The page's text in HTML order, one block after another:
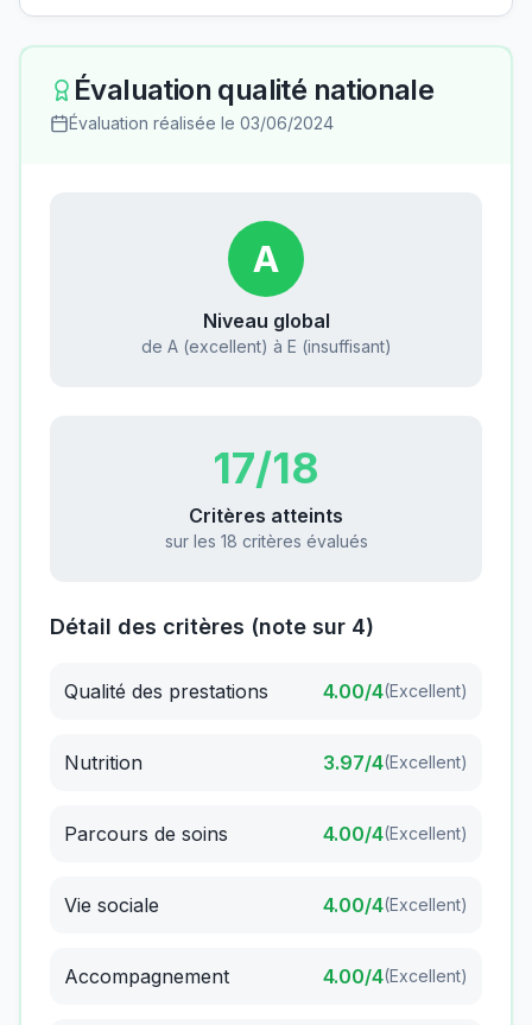
Évaluation qualité nationale
Évaluation réalisée le 03/06/2024
A
Niveau global
de A (excellent) à E (insuffisant)
17/18
Critères atteints
sur les 18 critères évalués
Détail des critères (note sur 4)
Qualité des prestations 4.00/4(Excellent)
Nutrition 3.97/4(Excellent)
Parcours de soins 4.00/4(Excellent)
Vie sociale 4.00/4(Excellent)
Accompagnement 4.00/4(Excellent)